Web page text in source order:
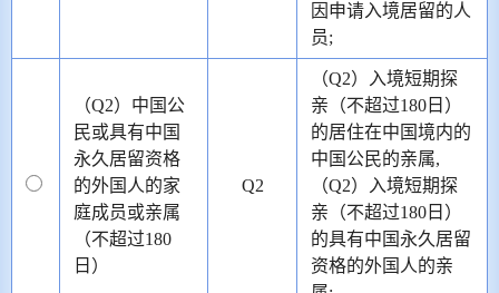
因申请入境居留的人
员;
（Q2）中国公
民或具有中国
永久居留资格
的外国人的家
庭成员或亲属
（不超过180
日）
Q2
（Q2）入境短期探
亲（不超过180日）
的居住在中国境内的
中国公民的亲属,
（Q2）入境短期探
亲（不超过180日）
的具有中国永久居留
资格的外国人的亲